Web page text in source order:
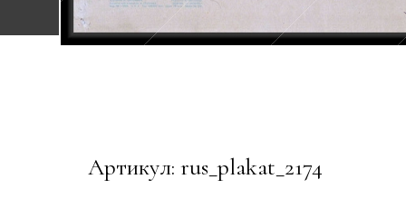
Артикул: rus_plakat_2174